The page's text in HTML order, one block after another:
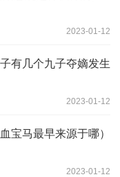
2023-01-12
有几个九子夺嫡发生
2023-01-12
宝马最早来源于哪）
2023-01-12